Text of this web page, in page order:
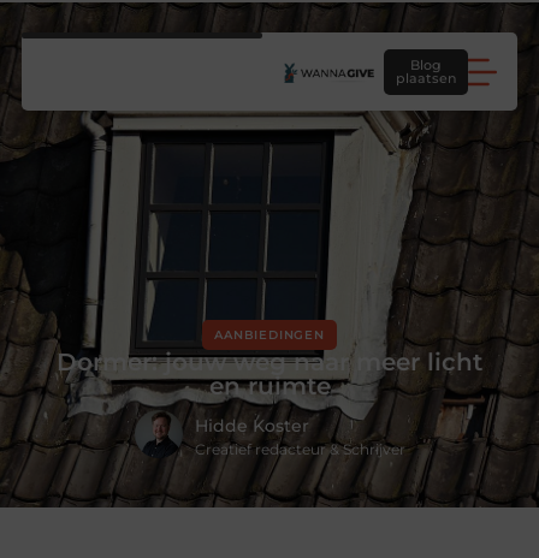
Blog
plaatsen
AANBIEDINGEN
Dormer: jouw weg naar meer licht
en ruimte
Hidde Koster
Creatief redacteur & Schrijver